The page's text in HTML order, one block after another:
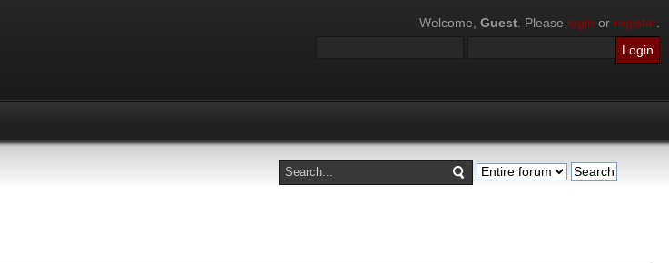
Welcome, Guest . Please login or register.